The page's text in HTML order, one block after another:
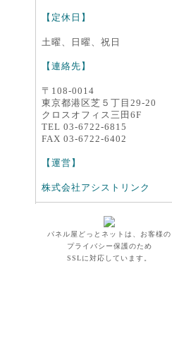
【定休日】
土曜、日曜、祝日
【連絡先】
〒108-0014
東京都港区芝５丁目29-20
クロスオフィス三田6F
TEL 03-6722-6815
FAX 03-6722-6402
【運営】
株式会社アシストリンク
パネル屋どっとネットは、お客様の
プライバシー保護のため
SSLに対応しています。